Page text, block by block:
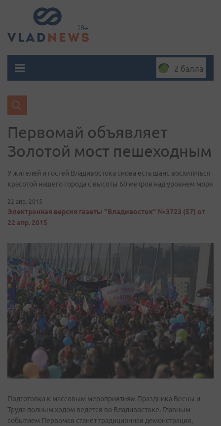
2 балла
Первомай объявляет
Золотой мост пешеходным
У жителей и гостей Владивостока снова есть шанс восхититься
красотой нашего города с высоты 60 метров над уровнем моря
22 апр. 2015
Электронная версия газеты "Владивосток" №3723 (57) от
22 апр. 2015
Подготовка к массовым мероприятиям Праздника Весны и
Труда полным ходом ведется во Владивостоке. Главным
событием Первомая станет традиционная демонстрация,